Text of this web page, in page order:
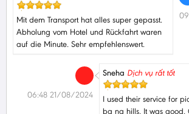
Mit dem Transport hat alles super gepasst.
Abholung vom Hotel und Rückfahrt waren
auf die Minute. Sehr empfehlenswert.
Sneha Dịch vụ rất tốt
I used their service for
ba na hills. It was good.
06:48 21/08/2024